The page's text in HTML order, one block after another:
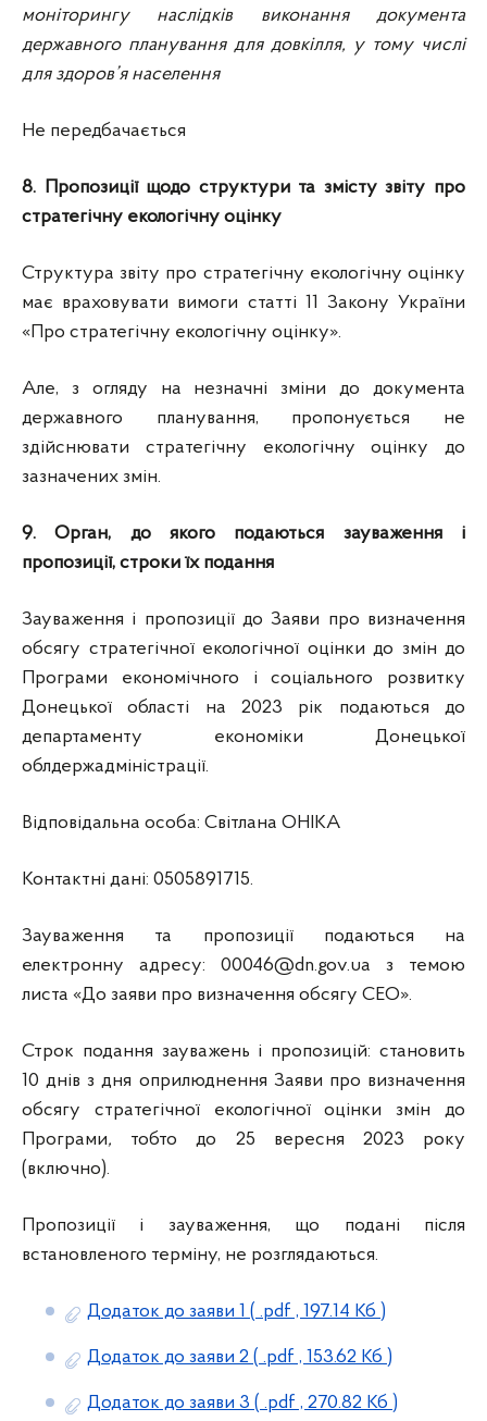
моніторингу наслідків виконання документа
державного планування для довкілля, у тому числі
для здоров’я населення
Не передбачається
8. Пропозиції щодо структури та змісту звіту про
стратегічну екологічну оцінку
Структура звіту про стратегічну екологічну оцінку
має враховувати вимоги статті 11 Закону України
«Про стратегічну екологічну оцінку».
Але, з огляду на незначні зміни до документа
державного планування, пропонується не
здійснювати стратегічну екологічну оцінку до
зазначених змін.
9. Орган, до якого подаються зауваження і
пропозиції, строки їх подання
Зауваження і пропозиції до Заяви про визначення
обсягу стратегічної екологічної оцінки до змін до
Програми економічного і соціального розвитку
Донецької області на 2023 рік подаються до
департаменту економіки Донецької
облдержадміністрації.
Відповідальна особа: Світлана ОНІКА
Контактні дані: 0505891715.
Зауваження та пропозиції подаються на
електронну адресу: 00046@dn.gov.ua з темою
листа «До заяви про визначення обсягу СЕО».
Строк подання зауважень і пропозицій: становить
10 днів з дня оприлюднення Заяви про визначення
обсягу стратегічної екологічної оцінки змін до
Програми, тобто до 25 вересня 2023 року
(включно).
Пропозиції і зауваження, що подані після
встановленого терміну, не розглядаються.
Додаток до заяви 1 ( .pdf , 197.14 Кб )
Додаток до заяви 2 ( .pdf , 153.62 Кб )
Додаток до заяви 3 ( .pdf , 270.82 Кб )